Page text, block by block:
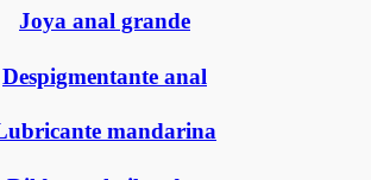
Joya anal grande
Despigmentante anal
mandarina